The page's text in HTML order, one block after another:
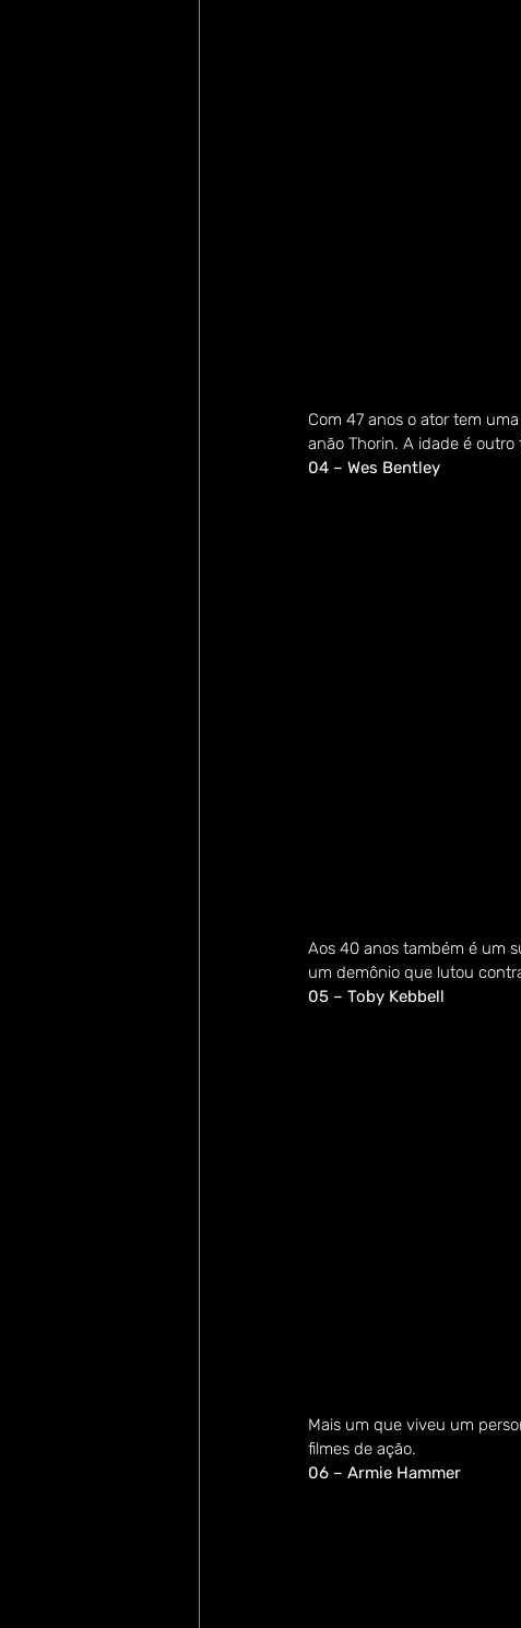
Com 47 anos o ator tem
anão Thorin. A idade é
04 – Wes Bentley
Aos 40 anos também é um
um demônio que lutou
05 – Toby Kebbell
Mais um que viveu um
filmes de ação.
06 – Armie Hammer